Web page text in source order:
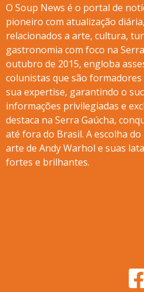
O Soup News é o portal de
pioneiro com atualização
relacionados a arte, cultura,
gastronomia com foco na
outubro de 2015, engloba
colunistas que são formadores
sua expertise, garantindo o
informações privilegiadas e
destaca na Serra Gaúcha,
até fora do Brasil. A escolha
arte de Andy Warhol e suas
fortes e brilhantes.